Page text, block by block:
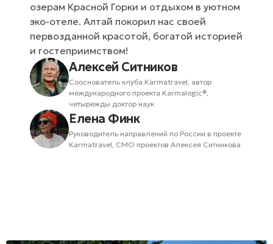
озерам Красной Горки и отдыхом в уютном
эко-отеле. Алтай покорил нас своей
первозданной красотой, богатой историей
и гостеприимством!
Алексей Ситников
Сооснователь клуба Karmatravel, автор
международного проекта Karmalogic®,
четырежды доктор наук
Елена Финк
Руководитель направлений по России в проекте
Karmatravel, СMO проектов Алексея Ситникова